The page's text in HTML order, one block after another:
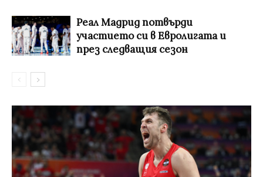
Реал Мадрид потвърди
участието си в Евролигата и
през следващия сезон